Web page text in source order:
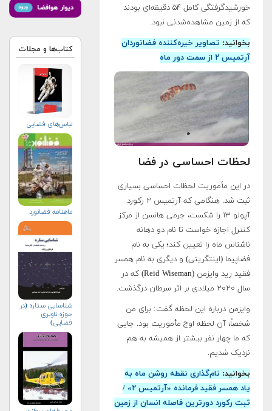
خورشیدگرفتگی کامل ۵۴ دقیقه‌ای بودند
که از زمین مشاهده‌شدنی نبود.
بخوانید: تصاویر خیره‌کننده فضانوردان
آرتمیس ۲ از سمت دور ماه
لحظات احساسی در فضا
در این مأموریت لحظات احساسی بسیاری
ثبت شد. هنگامی که آرتمیس ۲ رکورد
آپولو ۱۳ را شکست، جرمی هانسن از مرکز
کنترل اجازه خواست تا نام دو دهانه
ناشناس ماه را تعیین کند؛ یکی به نام
فضاپیما (اینتگریتی) و دیگری به نام همسر
فقید رید وایزمن (Reid Wiseman) که در
سال ۲۰۲۰ میلادی بر اثر سرطان درگذشت.
وایزمن درباره این لحظه گفت: برای من
شخصاً، آن لحظه اوج مأموریت بود. جایی
که ما چهار نفر بیشتر از همیشه به هم
نزدیک شدیم.
بخوانید: نام‌گذاری نقطه روشن ماه به
یاد همسر فقید فرمانده «آرتمیس ۲» /
ثبت رکورد دورترین فاصله انسان از زمین
کتاب‌ها و مجلات
لباس‌های فضایی
ماهنامه فضانورد
شناسایی ستاره (در
حوزه ناوبری
فضایی)